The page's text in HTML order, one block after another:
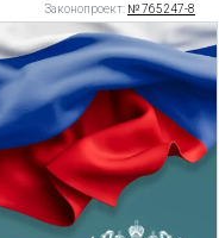
Законопроект: № 765247-8